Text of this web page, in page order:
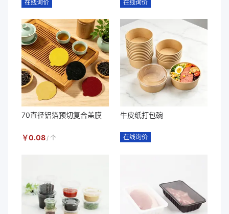
在线询价 在线询价
70直径铝箔预切复合盖膜
￥0.08 / 个
牛皮纸打包碗
在线询价